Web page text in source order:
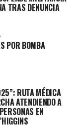
TRAS DENUNCIA
POR BOMBA
RUTA MÉDICA
ATENDIENDO A
EN